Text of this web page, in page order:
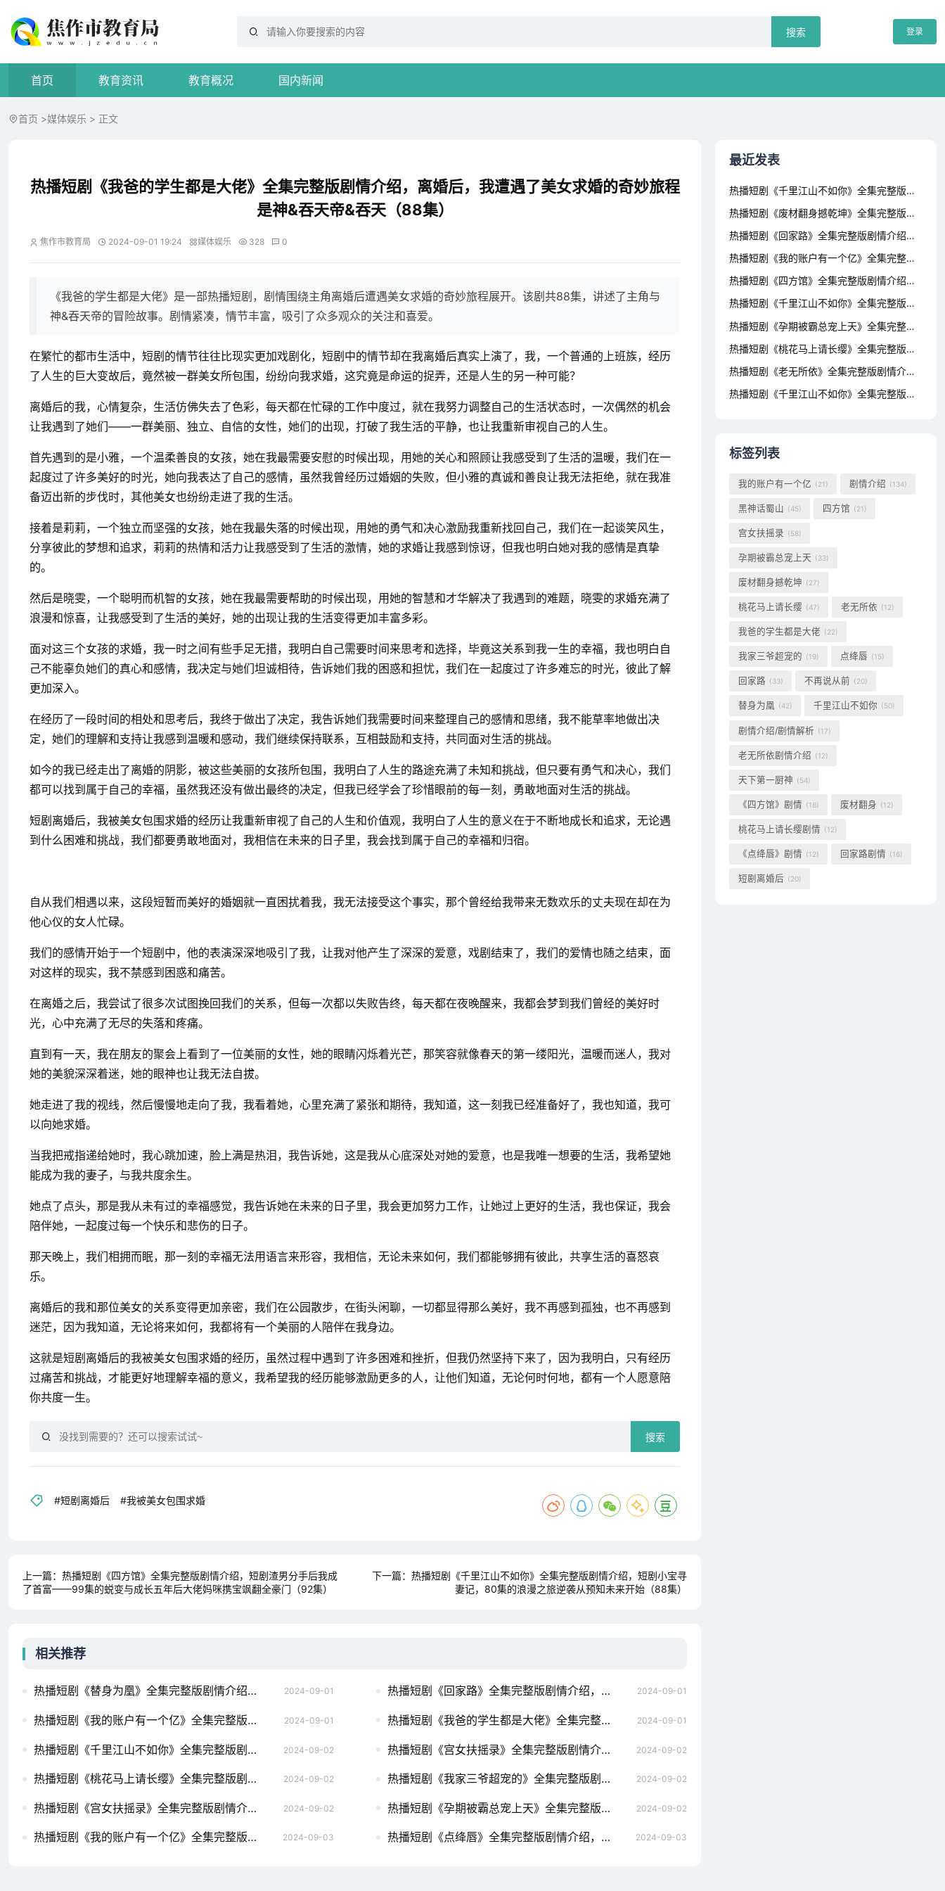
搜索 登录
首页 教育资讯 教育概况 国内新闻
首页 >媒体娱乐 > 正文
热播短剧《我爸的学生都是大佬》全集完整版剧情介绍，离婚后，我遭遇了美女求婚的奇妙旅程
是神&吞天帝&吞天（88集）
焦作市教育局 2024-09-01 19:24 媒体娱乐 328 0
《我爸的学生都是大佬》是一部热播短剧，剧情围绕主角离婚后遭遇美女求婚的奇妙旅程展开。该剧共88集，讲述了主角与
神&吞天帝的冒险故事。剧情紧凑，情节丰富，吸引了众多观众的关注和喜爱。
在繁忙的都市生活中，短剧的情节往往比现实更加戏剧化，短剧中的情节却在我离婚后真实上演了，我，一个普通的上班族，经历
了人生的巨大变故后，竟然被一群美女所包围，纷纷向我求婚，这究竟是命运的捉弄，还是人生的另一种可能？
离婚后的我，心情复杂，生活仿佛失去了色彩，每天都在忙碌的工作中度过，就在我努力调整自己的生活状态时，一次偶然的机会
让我遇到了她们——一群美丽、独立、自信的女性，她们的出现，打破了我生活的平静，也让我重新审视自己的人生。
首先遇到的是小雅，一个温柔善良的女孩，她在我最需要安慰的时候出现，用她的关心和照顾让我感受到了生活的温暖，我们在一
起度过了许多美好的时光，她向我表达了自己的感情，虽然我曾经历过婚姻的失败，但小雅的真诚和善良让我无法拒绝，就在我准
备迈出新的步伐时，其他美女也纷纷走进了我的生活。
接着是莉莉，一个独立而坚强的女孩，她在我最失落的时候出现，用她的勇气和决心激励我重新找回自己，我们在一起谈笑风生，
分享彼此的梦想和追求，莉莉的热情和活力让我感受到了生活的激情，她的求婚让我感到惊讶，但我也明白她对我的感情是真挚
的。
然后是晓雯，一个聪明而机智的女孩，她在我最需要帮助的时候出现，用她的智慧和才华解决了我遇到的难题，晓雯的求婚充满了
浪漫和惊喜，让我感受到了生活的美好，她的出现让我的生活变得更加丰富多彩。
面对这三个女孩的求婚，我一时之间有些手足无措，我明白自己需要时间来思考和选择，毕竟这关系到我一生的幸福，我也明白自
己不能辜负她们的真心和感情，我决定与她们坦诚相待，告诉她们我的困惑和担忧，我们在一起度过了许多难忘的时光，彼此了解
更加深入。
在经历了一段时间的相处和思考后，我终于做出了决定，我告诉她们我需要时间来整理自己的感情和思绪，我不能草率地做出决
定，她们的理解和支持让我感到温暖和感动，我们继续保持联系，互相鼓励和支持，共同面对生活的挑战。
如今的我已经走出了离婚的阴影，被这些美丽的女孩所包围，我明白了人生的路途充满了未知和挑战，但只要有勇气和决心，我们
都可以找到属于自己的幸福，虽然我还没有做出最终的决定，但我已经学会了珍惜眼前的每一刻，勇敢地面对生活的挑战。
短剧离婚后，我被美女包围求婚的经历让我重新审视了自己的人生和价值观，我明白了人生的意义在于不断地成长和追求，无论遇
到什么困难和挑战，我们都要勇敢地面对，我相信在未来的日子里，我会找到属于自己的幸福和归宿。
自从我们相遇以来，这段短暂而美好的婚姻就一直困扰着我，我无法接受这个事实，那个曾经给我带来无数欢乐的丈夫现在却在为
他心仪的女人忙碌。
我们的感情开始于一个短剧中，他的表演深深地吸引了我，让我对他产生了深深的爱意，戏剧结束了，我们的爱情也随之结束，面
对这样的现实，我不禁感到困惑和痛苦。
在离婚之后，我尝试了很多次试图挽回我们的关系，但每一次都以失败告终，每天都在夜晚醒来，我都会梦到我们曾经的美好时
光，心中充满了无尽的失落和疼痛。
直到有一天，我在朋友的聚会上看到了一位美丽的女性，她的眼睛闪烁着光芒，那笑容就像春天的第一缕阳光，温暖而迷人，我对
她的美貌深深着迷，她的眼神也让我无法自拔。
她走进了我的视线，然后慢慢地走向了我，我看着她，心里充满了紧张和期待，我知道，这一刻我已经准备好了，我也知道，我可
以向她求婚。
当我把戒指递给她时，我心跳加速，脸上满是热泪，我告诉她，这是我从心底深处对她的爱意，也是我唯一想要的生活，我希望她
能成为我的妻子，与我共度余生。
她点了点头，那是我从未有过的幸福感觉，我告诉她在未来的日子里，我会更加努力工作，让她过上更好的生活，我也保证，我会
陪伴她，一起度过每一个快乐和悲伤的日子。
那天晚上，我们相拥而眠，那一刻的幸福无法用语言来形容，我相信，无论未来如何，我们都能够拥有彼此，共享生活的喜怒哀
乐。
离婚后的我和那位美女的关系变得更加亲密，我们在公园散步，在街头闲聊，一切都显得那么美好，我不再感到孤独，也不再感到
迷茫，因为我知道，无论将来如何，我都将有一个美丽的人陪伴在我身边。
这就是短剧离婚后的我被美女包围求婚的经历，虽然过程中遇到了许多困难和挫折，但我仍然坚持下来了，因为我明白，只有经历
过痛苦和挑战，才能更好地理解幸福的意义，我希望我的经历能够激励更多的人，让他们知道，无论何时何地，都有一个人愿意陪
你共度一生。
搜索
#短剧离婚后 #我被美女包围求婚
上一篇： 热播短剧《四方馆》全集完整版剧情介绍，短剧渣男分手后我成
了首富——99集的蜕变与成长五年后大佬妈咪携宝飒翻全豪门（92集）
下一篇： 热播短剧《千里江山不如你》全集完整版剧情介绍，短剧小宝寻
妻记，80集的浪漫之旅逆袭从预知未来开始（88集）
相关推荐
热播短剧《替身为凰》全集完整版剧情介绍，短剧离婚后，我首富的身份曝光了——79集的华丽转身总裁夫人是郡主(74集） 2024-09-01 热播短剧《回家路》全集完整版剧情介绍，短剧离婚后，五位爸爸来给我撑腰——80集的温情与力量罪妻难逃爹地这个才是我妈咪（98集） 2024-09-01
热播短剧《我的账户有一个亿》全集完整版剧情介绍，短剧，离婚后，我继承亿万家产——百集人生新篇章王道天医（80集） 2024-09-01 热播短剧《我爸的学生都是大佬》全集完整版剧情介绍，言少追悔莫及，离婚后的深情反思我是首富继承人（92集）罗司纯 2024-09-01
热播短剧《千里江山不如你》全集完整版剧情介绍，陆总求原谅，百集短剧演绎离婚后的深情爱久方知情深（92集）柯淳&毛娜 2024-09-02 热播短剧《宫女扶摇录》全集完整版剧情介绍，短剧离婚后，我嫁给了万人迷小叔（81集）儿子年夜下毒让我还债（83集） 2024-09-02
热播短剧《桃花马上请长缨》全集完整版剧情介绍，短剧之我嫁给了万人迷小叔——81集的婚姻故事我能让时光倒流（104集） 2024-09-02 热播短剧《我家三爷超宠的》全集完整版剧情介绍，短剧离婚后，哥哥们的礼物——十个男模的浪漫之旅来世换我爱你（71集） 2024-09-02
热播短剧《宫女扶摇录》全集完整版剧情介绍，短剧中的爱情转折，离婚后，她转身嫁给了千亿总裁（共104集）超级兵痞（82集） 2024-09-02 热播短剧《孕期被霸总宠上天》全集完整版剧情介绍，短剧离婚后，前夫日日求复合——情感纠葛的87集之旅枭龙无双 2024-09-02
热播短剧《我的账户有一个亿》全集完整版剧情介绍，再续前缘——离婚后嫁给前夫的上司人世间（82集） 2024-09-03 热播短剧《点绛唇》全集完整版剧情介绍，短剧离婚后，傅总追妻跪求原谅——百集情感历程我的爷爷是剑仙（85集） 2024-09-03
最近发表
热播短剧《千里江山不如你》全集完整版剧情介绍，傲视天官，短剧的魅力与深度满目星回又思卿（99集）
热播短剧《废材翻身撼乾坤》全集完整版剧情介绍，短剧楚门，87集的精彩世界假如给我3天光明（80集）
热播短剧《回家路》全集完整版剧情介绍，逆世重修，穿越时空的短剧之旅龙国战神之至尊天下（102集）
热播短剧《我的账户有一个亿》全集完整版剧情介绍，华夏战神——短剧的魅力与传奇季总的替罪娇妻（92集）
热播短剧《四方馆》全集完整版剧情介绍，短剧新版，我在古代当网红——穿越之旅的62集精彩呈现龙威盖世（80集)
热播短剧《千里江山不如你》全集完整版剧情介绍，短剧之父的爱，八十一集的深情演绎我在时光尽头等你（97集）张震
热播短剧《孕期被霸总宠上天》全集完整版剧情介绍，短剧男老板的反击——18集剧情解析重生后乌鸦变锦鲤（82集）左一
热播短剧《桃花马上请长缨》全集完整版剧情介绍，短剧至尊域神——77集的奇幻之旅极品保镖之神域龙尊（93集）
热播短剧《老无所依》全集完整版剧情介绍，短剧盛世下的甜蜜宠婚无法触摸的爱&被偷走的人生（72集）
热播短剧《千里江山不如你》全集完整版剧情介绍，女将军的荣耀之路——79集短剧副本的传奇故事不败狱神
标签列表
我的账户有一个亿 (21) 剧情介绍 (134)
黑神话蜀山 (45) 四方馆 (21)
宫女扶摇录 (58)
孕期被霸总宠上天 (33)
废材翻身撼乾坤 (27)
桃花马上请长缨 (47) 老无所依 (12)
我爸的学生都是大佬 (22)
我家三爷超宠的 (19) 点绛唇 (15)
回家路 (33) 不再说从前 (20)
替身为凰 (42) 千里江山不如你 (50)
剧情介绍/剧情解析 (17)
老无所依剧情介绍 (12)
天下第一厨神 (54)
《四方馆》剧情 (18) 废材翻身 (12)
桃花马上请长缨剧情 (12)
《点绛唇》剧情 (12) 回家路剧情 (16)
短剧离婚后 (20)